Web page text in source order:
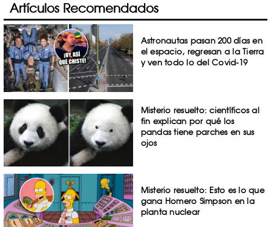
Artículos Recomendados
Astronautas pasan 200 días en
el espacio, regresan a la Tierra
y ven todo lo del Covid-19
Misterio resuelto: científicos al
fin explican por qué los
pandas tiene parches en sus
ojos
Misterio resuelto: Esto es lo que
gana Homero Simpson en la
planta nuclear